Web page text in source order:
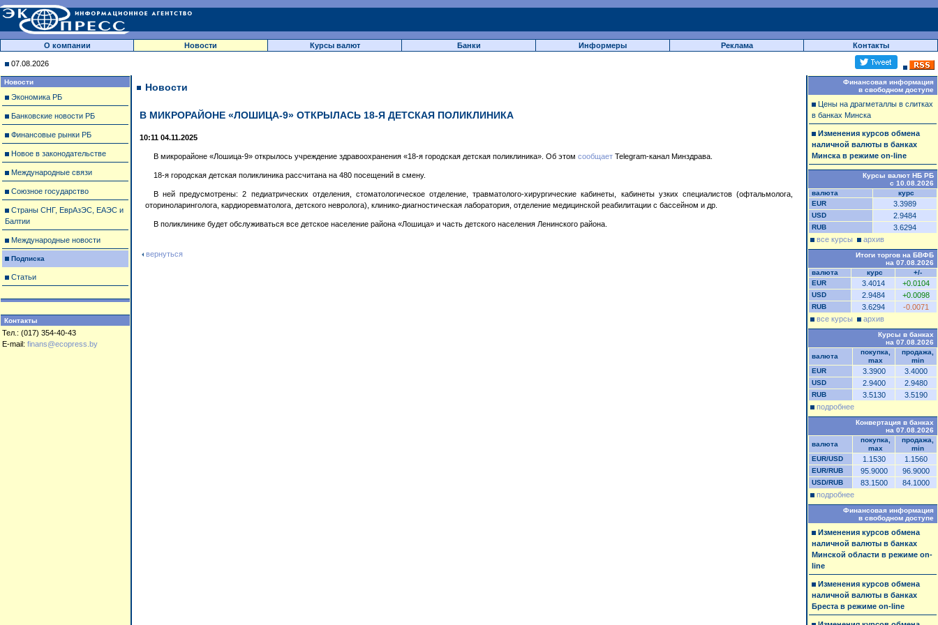
О компании Новости Курсы валют Банки Информеры Реклама Контакты
07.08.2026
Новости
Экономика РБ
Банковские новости РБ
Финансовые рынки РБ
Новое в законодательстве
Международные связи
Союзное государство
Страны СНГ, ЕврАзЭС, ЕАЭС и
Балтии
Международные новости
Подписка
Статьи
Контакты
Тел.: (017) 354-40-43
E-mail: finans@ecopress.by
Новости
В МИКРОРАЙОНЕ «ЛОШИЦА-9» ОТКРЫЛАСЬ 18-Я ДЕТСКАЯ ПОЛИКЛИНИКА
10:11 04.11.2025
В микрорайоне «Лошица-9» открылось учреждение здравоохранения «18-я городская детская поликлиника». Об этом сообщает Telegram-канал Минздрава.
18-я городская детская поликлиника рассчитана на 480 посещений в смену.
В ней предусмотрены: 2 педиатрических отделения, стоматологическое отделение, травматолого-хирургические кабинеты, кабинеты узких специалистов (офтальмолога,
оториноларинголога, кардиоревматолога, детского невролога), клинико-диагностическая лаборатория, отделение медицинской реабилитации с бассейном и др.
В поликлинике будет обслуживаться все детское население района «Лошица» и часть детского населения Ленинского района.
вернуться
Финансовая информация
в свободном доступе
Цены на драгметаллы в слитках
в банках Минска
Изменения курсов обмена
наличной валюты в банках
Минска в режиме on-line
Курсы валют НБ РБ
с 10.08.2026
валюта
курс
EUR
3.3989
USD 2.9484
RUB
3.6294
все курсы
архив
Итоги торгов на БВФБ
на 07.08.2026
валюта
курс
+/-
EUR
3.4014 +0.0104
USD 2.9484 +0.0098
RUB 3.6294
-0.0071
все курсы
архив
Курсы в банках
на 07.08.2026
валюта
покупка,
max
продажа,
min
EUR
3.3900 3.4000
USD 2.9400 2.9480
RUB 3.5130
3.5190
подробнее
Конвертация в банках
на 07.08.2026
валюта
покупка,
max
продажа,
min
EUR/USD
1.1530 1.1560
EUR/RUB 95.9000 96.9000
USD/RUB 83.1500
84.1000
подробнее
Финансовая информация
в свободном доступе
Изменения курсов обмена
наличной валюты в банках
Минской области в режиме on-
line
Изменения курсов обмена
наличной валюты в банках
Бреста в режиме on-line